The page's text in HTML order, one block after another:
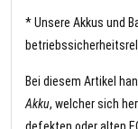
* Unsere Akkus und
Bei diesem Artikel
Akku, welcher sich